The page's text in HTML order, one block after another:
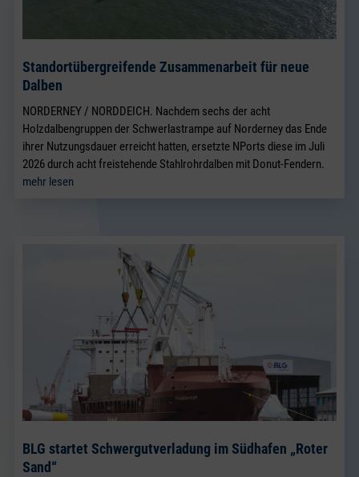
Standortübergreifende Zusammenarbeit für neue
Dalben
NORDERNEY / NORDDEICH. Nachdem sechs der acht
Holzdalbengruppen der Schwerlastrampe auf Norderney das Ende
ihrer Nutzungsdauer erreicht hatten, ersetzte NPorts diese im Juli
2026 durch acht freistehende Stahlrohrdalben mit Donut-Fendern.
mehr lesen
BLG startet Schwergutverladung im Südhafen „Roter
Sand“